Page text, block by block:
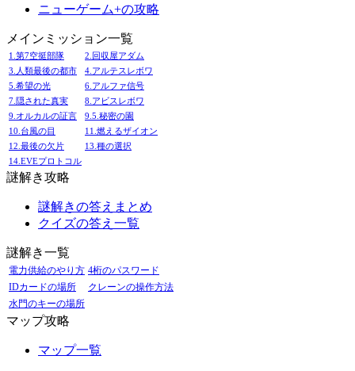
ニューゲーム+の攻略
メインミッション一覧
1.第7空挺部隊
2.回収屋アダム
3.人類最後の都市
4.アルテスレボワ
5.希望の光
6.アルファ信号
7.隠された真実
8.アビスレボワ
9.オルカルの証言
9.5.秘密の園
10.台風の目
11.燃えるザイオン
12.最後の欠片
13.種の選択
14.EVEプロトコル
謎解き攻略
謎解きの答えまとめ
クイズの答え一覧
謎解き一覧
電力供給のやり方 4桁のパスワード
IDカードの場所
クレーンの操作方法
水門のキーの場所
マップ攻略
マップ一覧